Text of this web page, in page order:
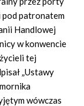
pod patronatem
Handlowej
w konwencie
tej
„Ustawy
wówczas